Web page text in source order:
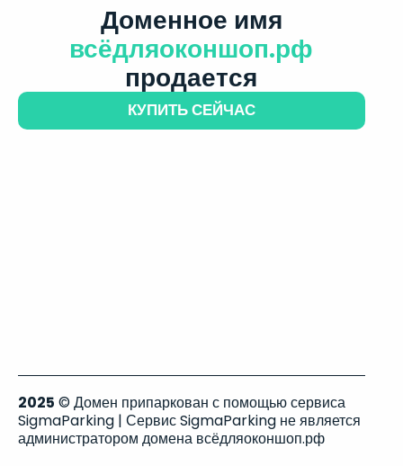
Доменное имя
всёдляоконшоп.рф
продается
КУПИТЬ СЕЙЧАС
2025 © Домен припаркован с помощью сервиса
SigmaParking | Сервис SigmaParking не является
администратором домена всёдляоконшоп.рф